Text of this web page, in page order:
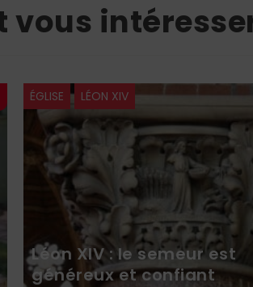
vous
ÉGLISE LÉON XIV
Léon XIV : le semeur est
généreux et confiant